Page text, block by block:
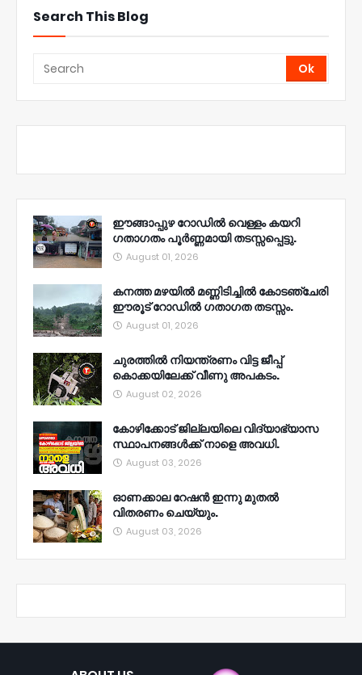
Search This Blog
ഈങ്ങാപ്പുഴ റോഡിൽ വെള്ളം കയറി
ഗതാഗതം പൂർണ്ണമായി തടസ്സപ്പെട്ടു.
August 01, 2026
കനത്ത മഴയിൽ മണ്ണിടിച്ചിൽ കോടഞ്ചേരി
ഈരൂട് റോഡിൽ ഗതാഗത തടസ്സം.
August 01, 2026
ചുരത്തിൽ നിയന്ത്രണം വിട്ട ജീപ്പ്
കൊക്കയിലേക്ക് വീണു അപകടം.
August 02, 2026
കോഴിക്കോട് ജില്ലയിലെ വിദ്യാഭ്യാസ
സ്ഥാപനങ്ങൾക്ക് നാളെ അവധി.
August 03, 2026
ഓണക്കാല റേഷൻ ഇന്നു മുതല്‍
വിതരണം ചെയ്യും.
August 03, 2026